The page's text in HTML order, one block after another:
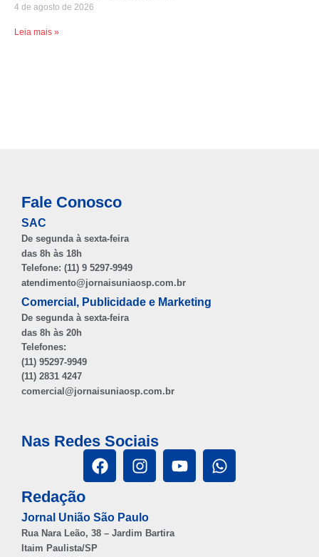
4 de agosto de 2026
Leia mais »
Fale Conosco
SAC
De segunda à sexta-feira
das 8h às 18h
Telefone: (11) 9 5297-9949
atendimento@jornaisuniaosp.com.br
Comercial, Publicidade e Marketing
De segunda à sexta-feira
das 8h às 20h
Telefones:
(11) 95297-9949
(11) 2831 4247
comercial@jornaisuniaosp.com.br
Nas Redes Sociais
Redação
Jornal União São Paulo
Rua Nara Leão, 38 – Jardim Bartira
Itaim Paulista/SP